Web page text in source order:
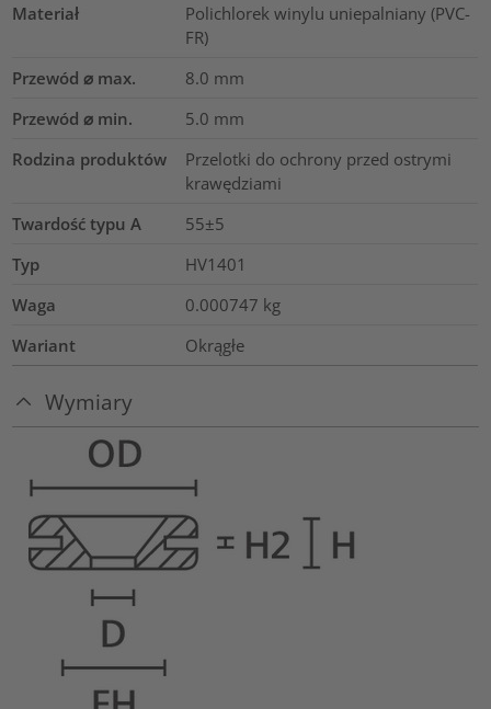
Materiał
Polichlorek winylu uniepalniany (PVC-
FR)
Przewód ⌀ max.
8.0 mm
Przewód ⌀ min.
5.0 mm
Rodzina produktów
Przelotki do ochrony przed ostrymi
krawędziami
Twardość typu A
55±5
Typ
HV1401
Waga
0.000747 kg
Wariant
Okrągłe
Wymiary